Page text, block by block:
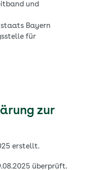
und
Bayern
für
zur
erstellt.
überprüft.